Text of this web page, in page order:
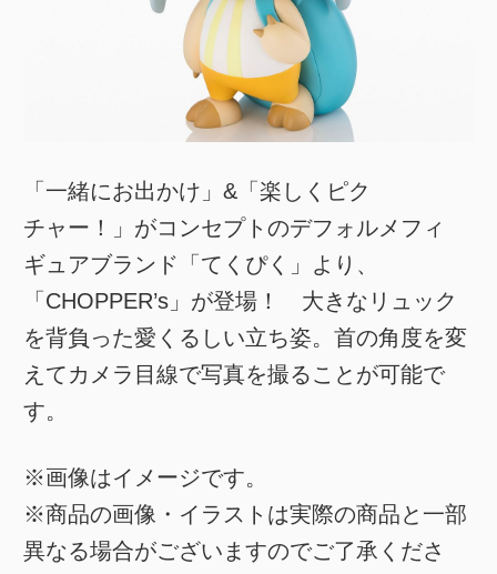
「一緒にお出かけ」&「楽しくピク
チャー！」がコンセプトのデフォルメフィ
ギュアブランド「てくぴく」より、
「CHOPPER’s」が登場！ 大きなリュック
を背負った愛くるしい立ち姿。首の角度を変
えてカメラ目線で写真を撮ることが可能で
す。
※画像はイメージです。
※商品の画像・イラストは実際の商品と一部
異なる場合がございますのでご了承くださ